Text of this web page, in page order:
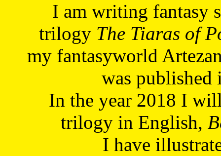
I am writing fantasy
trilogy The Tiaras of
my fantasyworld
was published
In the year 2018 I
trilogy in English,
I have